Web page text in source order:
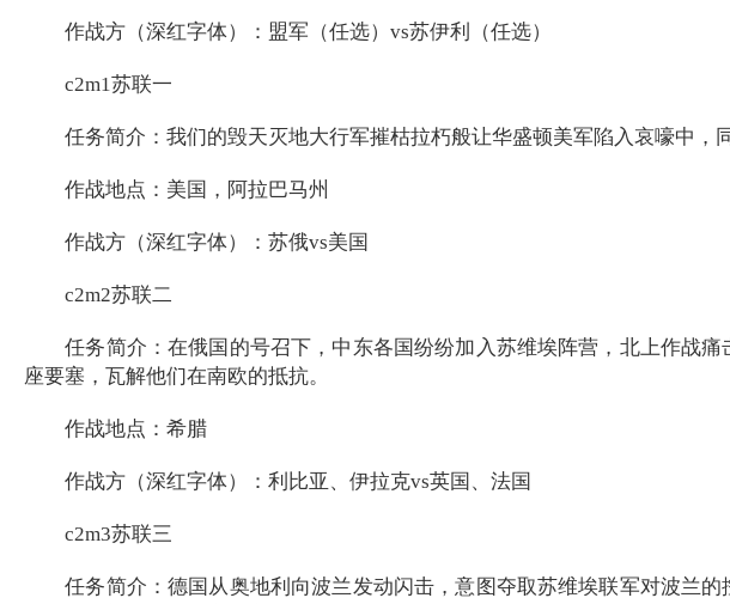
作战方（深红字体）：盟军（任选）vs苏伊利（任选）
c2m1苏联一
任务简介：我们的毁天灭地大行军摧枯拉朽般让华盛顿美军陷入哀嚎中，
作战地点：美国，阿拉巴马州
作战方（深红字体）：苏俄vs美国
c2m2苏联二
任务简介：在俄国的号召下，中东各国纷纷加入苏维埃阵营，北上作战痛
座要塞，瓦解他们在南欧的抵抗。
作战地点：希腊
作战方（深红字体）：利比亚、伊拉克vs英国、法国
c2m3苏联三
任务简介：德国从奥地利向波兰发动闪击，意图夺取苏维埃联军对波兰的